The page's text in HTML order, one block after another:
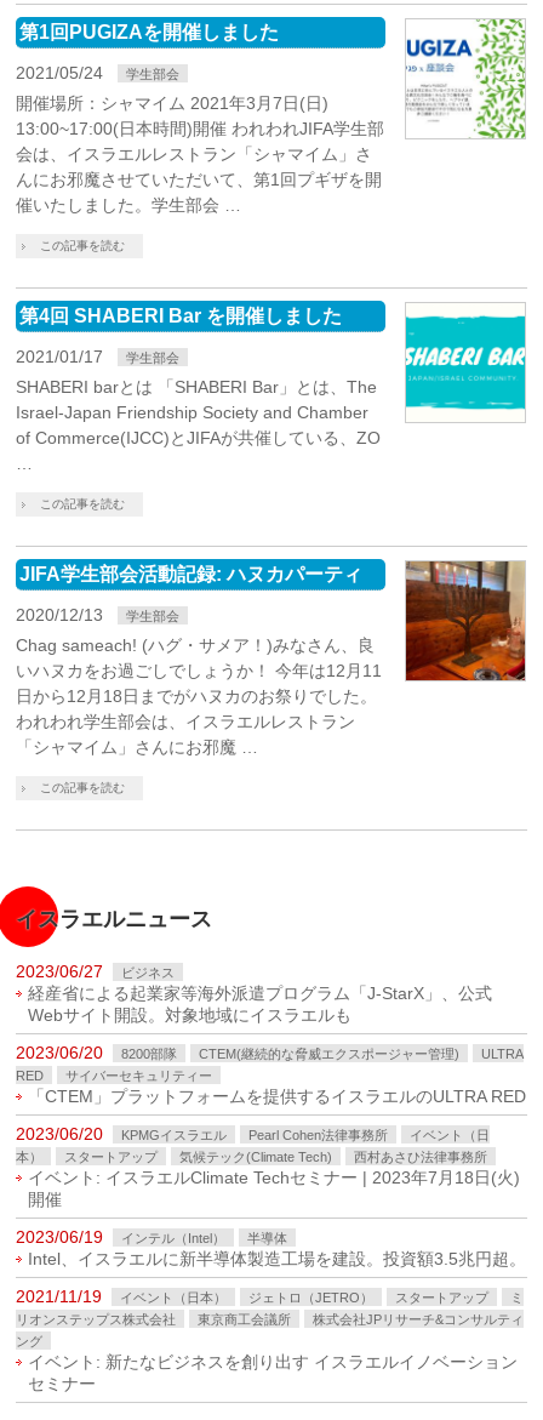
第1回PUGIZAを開催しました
2021/05/24 学生部会
開催場所：シャマイム 2021年3月7日(日)
13:00~17:00(日本時間)開催 われわれJIFA学生部
会は、イスラエルレストラン「シャマイム」さ
んにお邪魔させていただいて、第1回プギザを開
催いたしました。学生部会 …
この記事を読む
第4回 SHABERI Bar を開催しました
2021/01/17 学生部会
SHABERI barとは 「SHABERI Bar」とは、The
Israel-Japan Friendship Society and Chamber
of Commerce(IJCC)とJIFAが共催している、ZO
…
この記事を読む
JIFA学生部会活動記録: ハヌカパーティ
2020/12/13 学生部会
Chag sameach! (ハグ・サメア！)みなさん、良
いハヌカをお過ごしでしょうか！ 今年は12月11
日から12月18日までがハヌカのお祭りでした。
われわれ学生部会は、イスラエルレストラン
「シャマイム」さんにお邪魔 …
この記事を読む
イスラエルニュース
2023/06/27 ビジネス
経産省による起業家等海外派遣プログラム「J-StarX」、公式
Webサイト開設。対象地域にイスラエルも
2023/06/20
8200部隊 CTEM(継続的な脅威エクスポージャー管理)
ULTRA
RED
サイバーセキュリティー
「CTEM」プラットフォームを提供するイスラエルのULTRA RED
2023/06/20
KPMGイスラエル Pearl Cohen法律事務所
イベント（日
本）
スタートアップ 気候テック(Climate Tech) 西村あさひ法律事務所
イベント: イスラエルClimate Techセミナー | 2023年7月18日(火)
開催
2023/06/19
インテル（Intel） 半導体
Intel、イスラエルに新半導体製造工場を建設。投資額3.5兆円超。
2021/11/19
イベント（日本） ジェトロ（JETRO） スタートアップ
ミ
リオンステップス株式会社
東京商工会議所
株式会社JPリサーチ&コンサルティ
ング
イベント: 新たなビジネスを創り出す イスラエルイノベーション
セミナー